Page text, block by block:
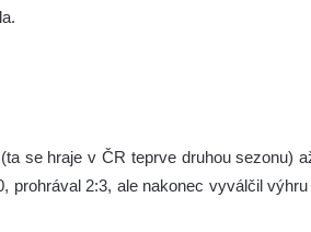
se hraje v ČR teprve druhou sezonu)
prohrával 2:3, ale nakonec vyválčil výhru